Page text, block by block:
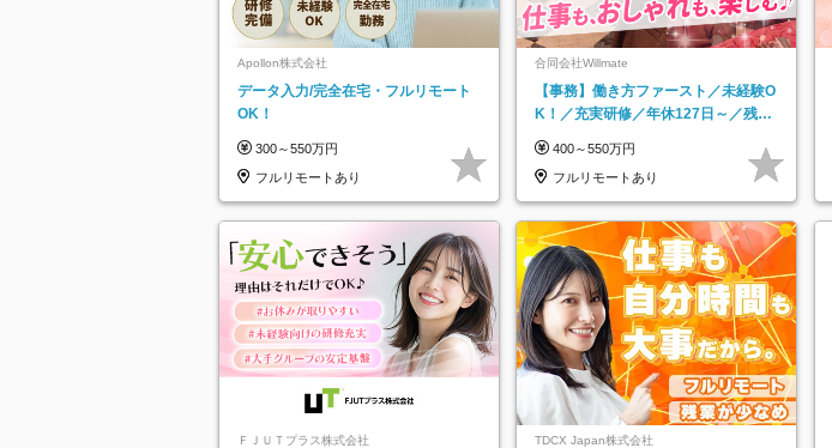
Apollon株式会社
データ入力/完全在宅・フルリモート
OK！
300～550万円
フルリモートあり
合同会社Willmate
【事務】働き方ファースト／未経験O
K！／充実研修／年休127日～／残業
400～550万円
フルリモートあり
ＦＪＵＴプラス株式会社 TDCX Japan株式会社